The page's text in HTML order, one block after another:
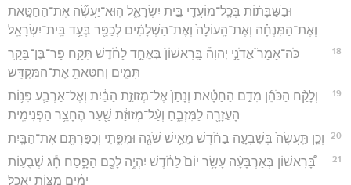
וּבַשַּׁבָּת֔וֹת בְּכָֽל־מוֹעֲדֵ֖י בֵּ֣ית יִשְׂרָאֵ֑ל הֽוּא־יַעֲשֶׂ֞ה אֶת־הַחַטָּ֣את
וְאֶת־הַמִּנְחָ֗ה וְאֶת־הָֽעוֹלָה֙ וְאֶת־הַשְּׁלָמִ֔ים לְכַפֵּ֖ר בְּעַ֥ד בֵּֽית־יִשְׂרָאֵֽל׃
18
כֹּה־אָמַר֮ אֲדֹנָ֣י יְהוִה֒ בָּֽרִאשׁוֹן֙ בְּאֶחָ֣ד לַחֹ֔דֶשׁ תִּקַּ֥ח פַּר־בֶּן־בָּקָ֖ר
תָּמִ֑ים וְחִטֵּאתָ֖ אֶת־הַמִּקְדָּֽשׁ׃
19
וְלָקַ֨ח הַכֹּהֵ֜ן מִדַּ֣ם הַחַטָּ֗את וְנָתַן֙ אֶל־מְזוּזַ֣ת הַבַּ֔יִת וְאֶל־אַרְבַּ֛ע פִּנּ֥וֹת
הָעֲזָרָ֖ה לַמִּזְבֵּ֑חַ וְעַ֨ל־מְזוּזַ֔ת שַׁ֖עַר הֶחָצֵ֥ר הַפְּנִימִֽית׃
20 וְכֵ֤ן תַּֽעֲשֶׂה֙ בְּשִׁבְעָ֣ה בַחֹ֔דֶשׁ מֵאִ֥ישׁ שֹׁגֶ֖ה וּמִפֶּ֑תִי וְכִפַּרְתֶּ֖ם אֶת־הַבָּֽיִת׃
21
בָּ֠רִאשׁוֹן בְּאַרְבָּעָ֨ה עָשָׂ֥ר יוֹם֙ לַחֹ֔דֶשׁ יִהְיֶ֥ה לָכֶ֖ם הַפָּ֑סַח חָ֕ג שְׁבֻע֣וֹת
יָמִ֔ים מַצּ֖וֹת יֵאָכֵֽל׃